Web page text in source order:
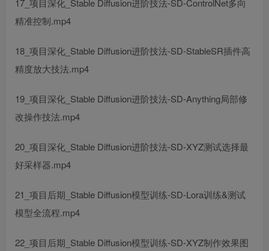
精准控制.mp4
18_项目深化_Stable Diffusion进阶技法-SD-StableSR插件高
精度放大技法.mp4
19_项目深化_Stable Diffusion进阶技法-SD-Anything局部修
改操作技法.mp4
20_项目深化_Stable Diffusion进阶技法-SD-XYZ测试选择最
好采样器.mp4
21_项目后期_Stable Diffusion模型训练-SD-Lora训练&测试
模型全流程.mp4
22_项目后期_Stable Diffusion模型训练-SD-XYZ制作效果图